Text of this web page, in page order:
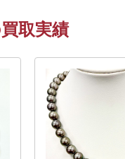
取実績